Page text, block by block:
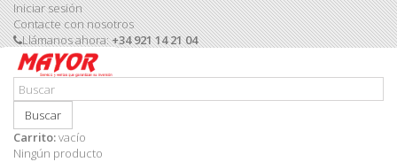
Iniciar sesión
Contacte con nosotros
Llámanos ahora:+34 921 14 21 04
Buscar
Carrito:vacío
Ningún producto